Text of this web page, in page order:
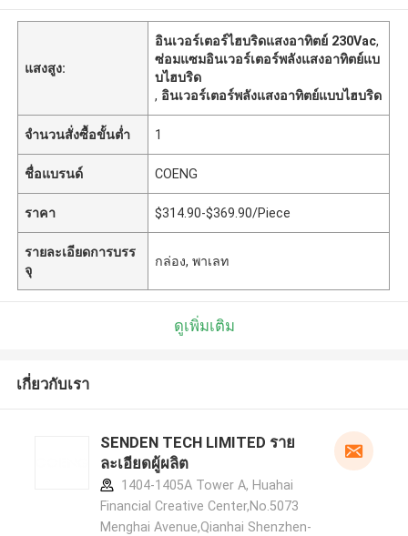
แสงสูง:
อินเวอร์เตอร์ไฮบริดแสงอาทิตย์ 230Vac,
ซ่อมแซมอินเวอร์เตอร์พลังแสงอาทิตย์แบ
บไฮบริด
, อินเวอร์เตอร์พลังแสงอาทิตย์แบบไฮบริด
จำนวนสั่งซื้อขั้นต่ำ 1
ชื่อแบรนด์ COENG
ราคา $314.90-$369.90/Piece
รายละเอียดการบรร
จุ
กล่อง, พาเลท
ดูเพิ่มเติม
เกี่ยวกับเรา
SENDEN TECH LIMITED ราย
ละเอียดผู้ผลิต
1404-1405A Tower A, Huahai
Financial Creative Center,No.5073
Menghai Avenue,Qianhai Shenzhen-